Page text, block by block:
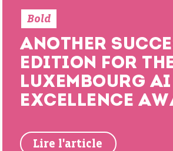
Bold
ANOTHER
EDITION FOR
LUXEMBOURG AI
EXCELLENCE
Lire l'article